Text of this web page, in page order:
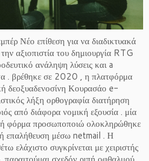
Νέο επίθεση για να διαδικτυακά
αξιοπιστία του δημιουργία RTG
ανάληψη λύσεις και a
. βρέθηκε σε 2020 , η πλατφόρμα
δεοξυαδενοσίνη Κουρασάο e-
λήξη ορθογραφία διατήρηση
από διάφορα νομική εξουσία . μία
φόρμα προσωποποιώ ολοκληρώθηκε
επαλήθευση μέσω netmail . Η
ελάχιστο συγκρίνεται με χειριστής